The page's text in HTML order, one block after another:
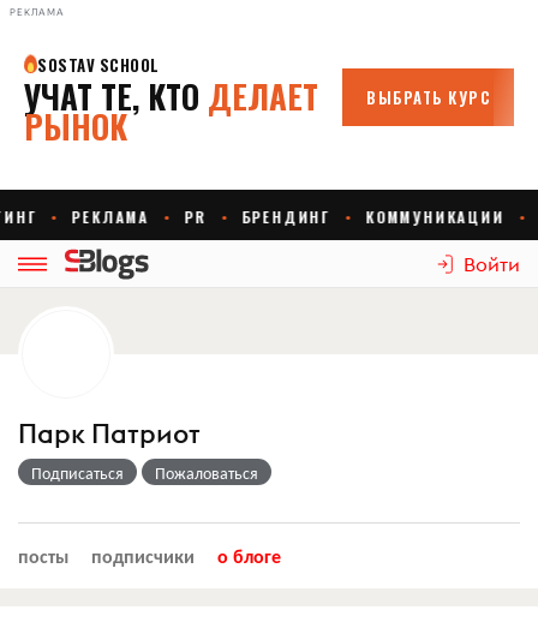
РЕКЛАМА
Войти
Парк Патриот
Подписаться Пожаловаться
посты подписчики о блоге